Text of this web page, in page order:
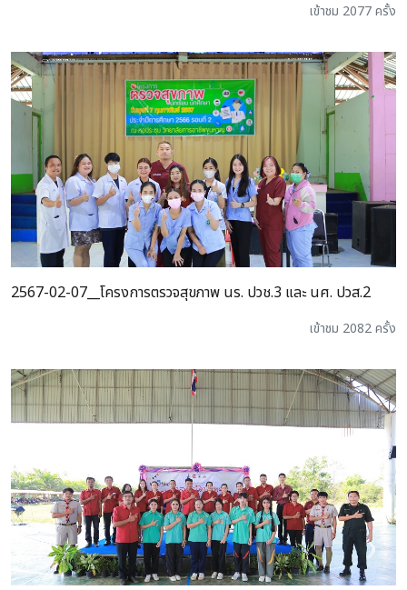
เข้าชม 2077 ครั้ง
2567-02-07__โครงการตรวจสุขภาพ นร. ปวช.3 และ นศ. ปวส.2
เข้าชม 2082 ครั้ง